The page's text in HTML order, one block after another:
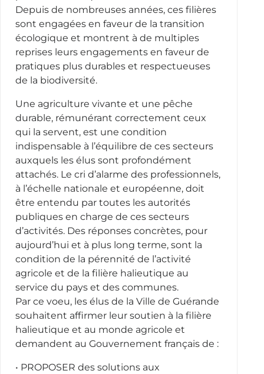
Depuis de nombreuses années, ces filières
sont engagées en faveur de la transition
écologique et montrent à de multiples
reprises leurs engagements en faveur de
pratiques plus durables et respectueuses
de la biodiversité.
Une agriculture vivante et une pêche
durable, rémunérant correctement ceux
qui la servent, est une condition
indispensable à l’équilibre de ces secteurs
auxquels les élus sont profondément
attachés. Le cri d’alarme des professionnels,
à l’échelle nationale et européenne, doit
être entendu par toutes les autorités
publiques en charge de ces secteurs
d’activités. Des réponses concrètes, pour
aujourd’hui et à plus long terme, sont la
condition de la pérennité de l’activité
agricole et de la filière halieutique au
service du pays et des communes.
Par ce voeu, les élus de la Ville de Guérande
souhaitent affirmer leur soutien à la filière
halieutique et au monde agricole et
demandent au Gouvernement français de :
• PROPOSER des solutions aux